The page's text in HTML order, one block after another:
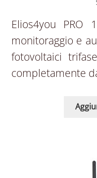
Elios4you
monitoraggio e
fotovoltaici
completamente